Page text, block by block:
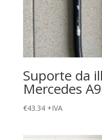
Suporte da
Mercedes
€43.34 +IVA